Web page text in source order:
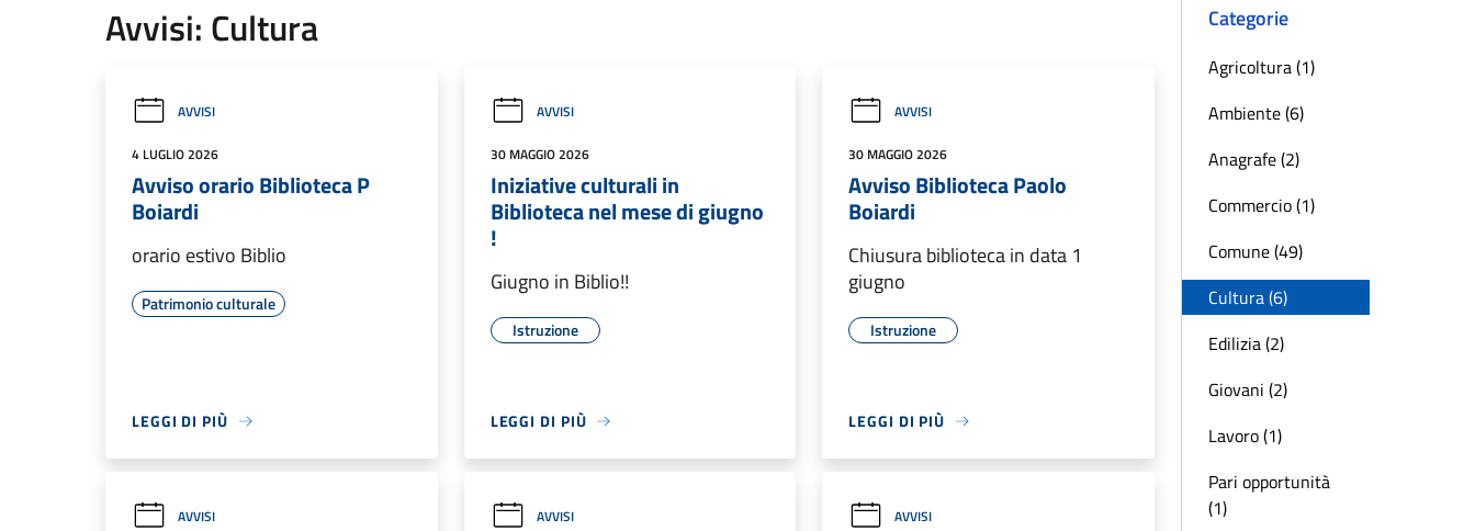
Avvisi: Cultura
AVVISI
4 LUGLIO 2026
Avviso orario Biblioteca P
Boiardi
orario estivo Biblio
Patrimonio culturale
LEGGI DI PIÙ
AVVISI
30 MAGGIO 2026
Iniziative culturali in
Biblioteca nel mese di giugno
!
Giugno in Biblio!!
Istruzione
LEGGI DI PIÙ
AVVISI
30 MAGGIO 2026
Avviso Biblioteca Paolo
Boiardi
Chiusura biblioteca in data 1
giugno
Istruzione
LEGGI DI PIÙ
AVVISI AVVISI AVVISI
Categorie
Agricoltura (1)
Ambiente (6)
Anagrafe (2)
Commercio (1)
Comune (49)
Cultura (6)
Edilizia (2)
Giovani (2)
Lavoro (1)
Pari opportunità
(1)